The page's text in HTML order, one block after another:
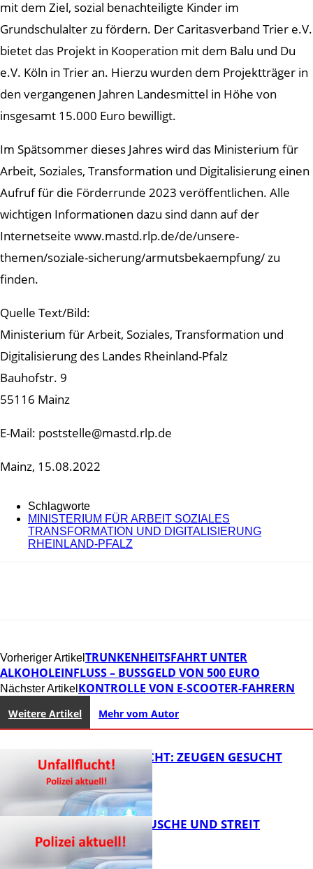
mit dem Ziel, sozial benachteiligte Kinder im
Grundschulalter zu fördern. Der Caritasverband Trier e.V.
bietet das Projekt in Kooperation mit dem Balu und Du
e.V. Köln in Trier an. Hierzu wurden dem Projektträger in
den vergangenen Jahren Landesmittel in Höhe von
insgesamt 15.000 Euro bewilligt.
Im Spätsommer dieses Jahres wird das Ministerium für
Arbeit, Soziales, Transformation und Digitalisierung einen
Aufruf für die Förderrunde 2023 veröffentlichen. Alle
wichtigen Informationen dazu sind dann auf der
Internetseite www.mastd.rlp.de/de/unsere-
themen/soziale-sicherung/armutsbekaempfung/ zu
finden.
Quelle Text/Bild:
Ministerium für Arbeit, Soziales, Transformation und
Digitalisierung des Landes Rheinland-Pfalz
Bauhofstr. 9
55116 Mainz
E-Mail: poststelle@mastd.rlp.de
Mainz, 15.08.2022
Schlagworte
MINISTERIUM FÜR ARBEIT SOZIALES
TRANSFORMATION UND DIGITALISIERUNG
RHEINLAND-PFALZ
Vorheriger Artikel TRUNKENHEITSFAHRT UNTER
ALKOHOLEINFLUSS – BUSSGELD VON 500 EURO
Nächster Artikel KONTROLLE VON E-SCOOTER-FAHRERN
Weitere Artikel Mehr vom Autor
UNFALLFLUCHT: ZEUGEN GESUCHT
KNALLGERÄUSCHE UND STREIT